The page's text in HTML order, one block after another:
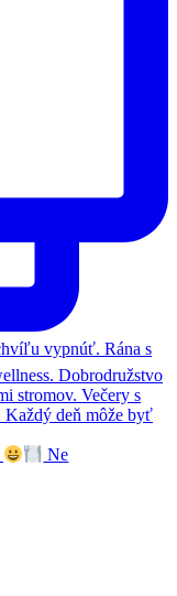
Ne